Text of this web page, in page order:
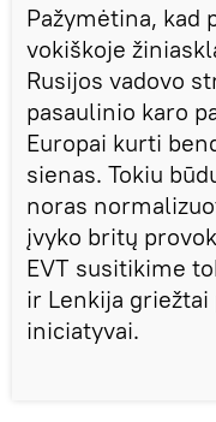
Pažymėtina, kad
vokiškoje
Rusijos vadovo
pasaulinio karo
Europai kurti
sienas. Tokiu
noras
įvyko britų
EVT susitikime
ir Lenkija
iniciatyvai.